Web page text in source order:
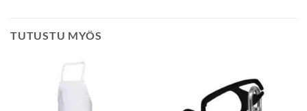
TUTUSTU MYÖS